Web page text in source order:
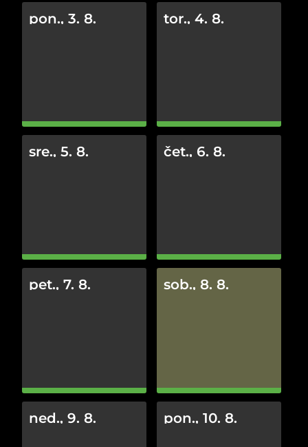
pon., 3. 8. tor., 4. 8.
sre., 5. 8. čet., 6. 8.
pet., 7. 8. sob., 8. 8.
ned., 9. 8. pon., 10. 8.